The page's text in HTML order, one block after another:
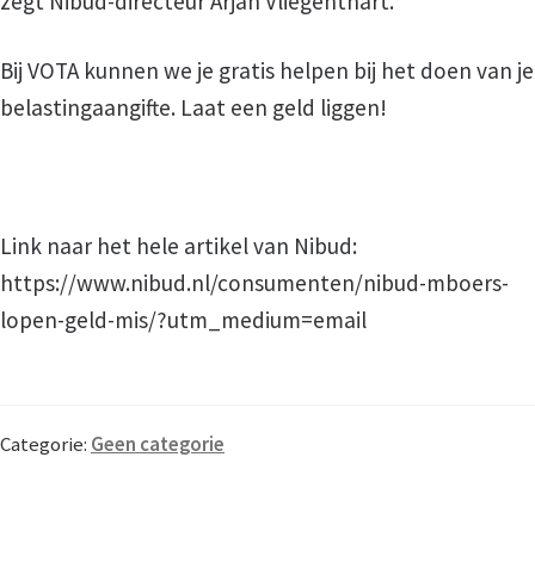
Bij VOTA kunnen we je gratis helpen bij het doen van je
belastingaangifte. Laat een geld liggen!
Link naar het hele artikel van Nibud:
https://www.nibud.nl/consumenten/nibud-mboers-
lopen-geld-mis/?utm_medium=email
Categorie: Geen categorie